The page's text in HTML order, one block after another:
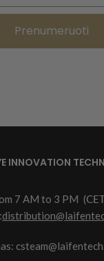
Prenumeruoti
INNOVATION
7 AM to 3 PM